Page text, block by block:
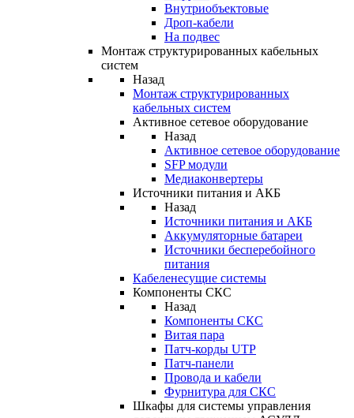
Внутриобъектовые
Дроп-кабели
На подвес
Монтаж структурированных кабельных
систем
Назад
Монтаж структурированных
кабельных систем
Активное сетевое оборудование
Назад
Активное сетевое оборудование
SFP модули
Медиаконвертеры
Источники питания и АКБ
Назад
Источники питания и АКБ
Аккумуляторные батареи
Источники бесперебойного
питания
Кабеленесущие системы
Компоненты СКС
Назад
Компоненты СКС
Витая пара
Патч-корды UTP
Патч-панели
Провода и кабели
Фурнитура для СКС
Шкафы для системы управления